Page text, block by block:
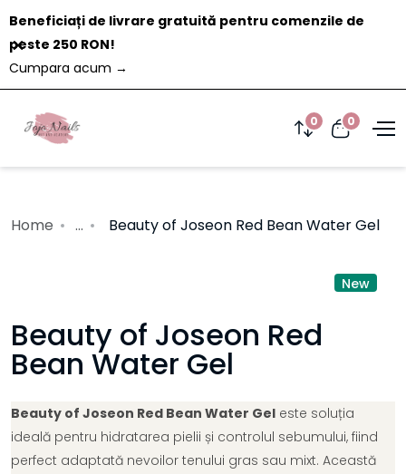
Beneficiați de livrare gratuită pentru comenzile de
peste 250 RON!
Cumpara acum →
Închide
0 0
Home ... Beauty of Joseon Red Bean Water Gel
New
Beauty of Joseon Red
Bean Water Gel
Beauty of Joseon Red Bean Water Gel este soluția
ideală pentru hidratarea pielii și controlul sebumului, fiind
perfect adaptată nevoilor tenului gras sau mixt. Această